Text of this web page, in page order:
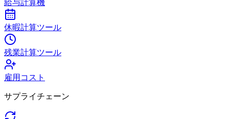
給与計算機
休暇計算ツール
残業計算ツール
雇用コスト
サプライチェーン